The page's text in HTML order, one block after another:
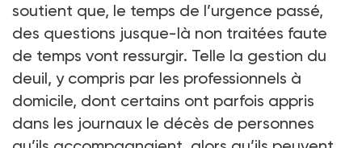
soutient que, le temps de l’urgence passé,
des questions jusque-là non traitées faute
de temps vont ressurgir. Telle la gestion du
deuil, y compris par les professionnels à
domicile, dont certains ont parfois appris
dans les journaux le décès de personnes